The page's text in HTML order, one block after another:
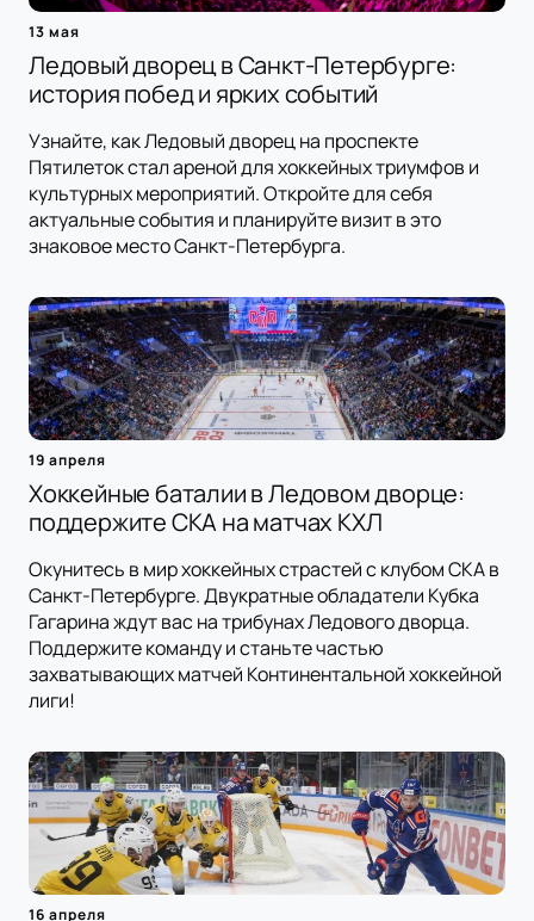
13 мая
Ледовый дворец в Санкт-Петербурге:
история побед и ярких событий
Узнайте, как Ледовый дворец на проспекте
Пятилеток стал ареной для хоккейных триумфов и
культурных мероприятий. Откройте для себя
актуальные события и планируйте визит в это
знаковое место Санкт-Петербурга.
19 апреля
Хоккейные баталии в Ледовом дворце:
поддержите СКА на матчах КХЛ
Окунитесь в мир хоккейных страстей с клубом СКА в
Санкт-Петербурге. Двукратные обладатели Кубка
Гагарина ждут вас на трибунах Ледового дворца.
Поддержите команду и станьте частью
захватывающих матчей Континентальной хоккейной
лиги!
16 апреля